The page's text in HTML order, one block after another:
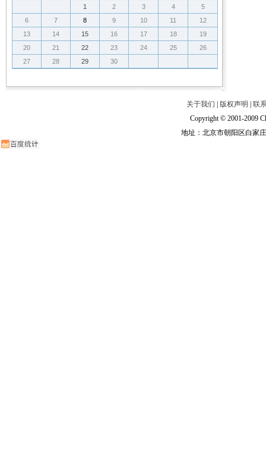
1 2 3 4
5
6
7 8 9 10 11
12
13
14 15 16 17 18
19
20
21 22 23 24 25
26
27
28 29 30
关于我们 版权声明
联
Copyright © 2001-2009
地址：北京市朝阳区白家